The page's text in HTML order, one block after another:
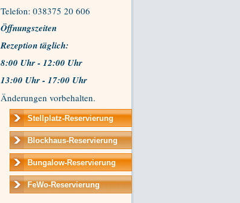
Telefon: 038375 20 606
Öffnungszeiten
Rezeption täglich:
8:00 Uhr - 12:00 Uhr
13:00 Uhr - 17:00 Uhr
Änderungen vorbehalten.